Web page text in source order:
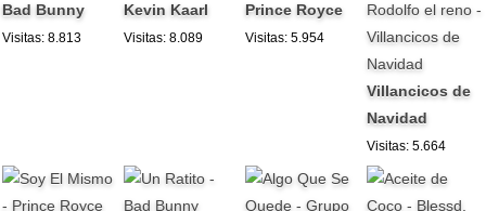
Bad Bunny
Visitas: 8.813
Kevin Kaarl
Visitas: 8.089
Prince Royce
Visitas: 5.954
Rodolfo el reno -
Villancicos de
Navidad
Villancicos de
Navidad
Visitas: 5.664